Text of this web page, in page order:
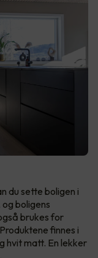
du sette boligen i
boligens
brukes for
finnes i
hvit matt. En lekker